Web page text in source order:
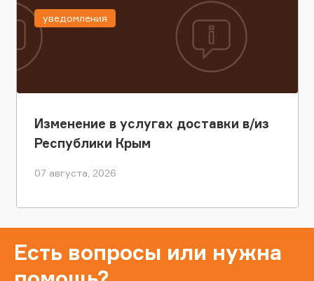
Изменение в услугах доставки в/из
Республики Крым
07 августа, 2026
уведомления
Есть вопросы или нужна